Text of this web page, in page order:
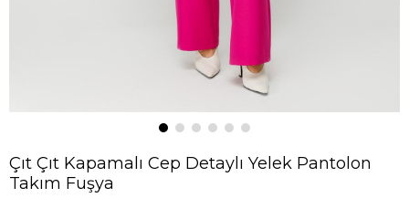
Çıt Çıt Kapamalı Cep Detaylı Yelek Pantolon
Takım Fuşya